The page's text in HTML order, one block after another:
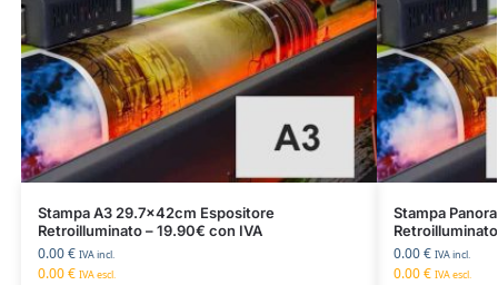
Stampa A3 29.7x42cm Espositore
Retroilluminato – 19.90€ con IVA
0.00€ IVA incl.
0.00€ IVA escl.
Stampa
0.00€ IVA incl.
0.00€ IVA escl.